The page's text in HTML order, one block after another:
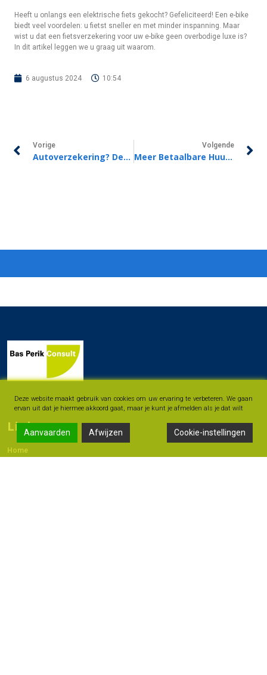
Heeft u onlangs een elektrische fiets gekocht? Gefeliciteerd! Een e-bike
biedt veel voordelen: u fietst sneller en met minder inspanning. Maar
wist u dat een fietsverzekering voor uw e-bike geen overbodige luxe is?
In dit artikel leggen we u graag uit waarom.
6 augustus 2024 10:54
Vorige
Autoverzekering? Denk Ook Aan Uw Passagiers!
Volgende
Meer Betaalbare Huurwoningen Door Nieuwe Wet
Links
Home
Deze website maakt gebruik van cookies om uw ervaring te verbeteren. We gaan
ervan uit dat je hiermee akkoord gaat, maar je kunt je afmelden als je dat wilt
Aanvaarden Afwijzen Cookie-instellingen